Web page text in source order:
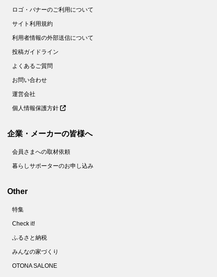
ロゴ・バナーのご利用について
サイト利用規約
利用者情報の外部送信について
投稿ガイドライン
よくあるご質問
お問い合わせ
運営会社
個人情報保護方針
企業・メーカーの皆様へ
会員さまへの取材依頼
暮らしサポーターのお申し込み
Other
特集
Check it!
ふるさと納税
みんなの家づくり
OTONA SALONE